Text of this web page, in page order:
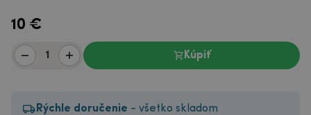
10 €
Kúpiť
Rýchle doručenie - všetko skladom